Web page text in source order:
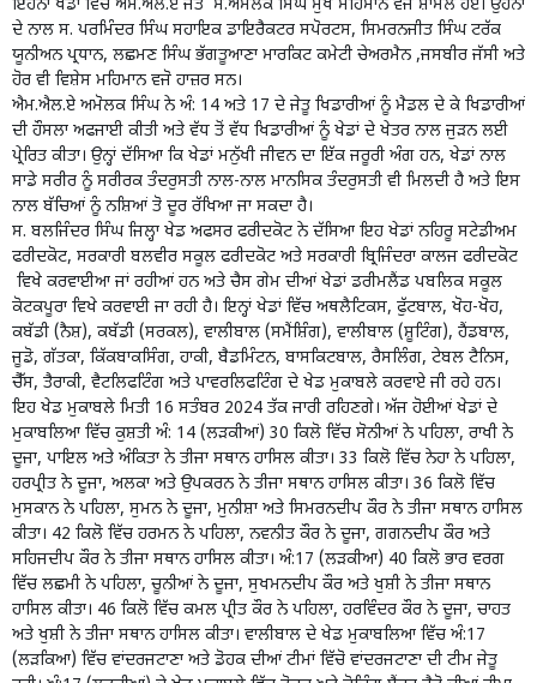
ਇਹਨਾਂ ਖੇਡਾ ਵਿੱਚ ਐਮ.ਐਲ.ਏ ਜੈਤੋ ਸ.ਅਮੋਲਕ ਸਿੰਘ ਮੁੱਖ ਮਹਿਮਾਨ ਵਜੋ ਸ਼ਾਮਲ ਹੋਏ। ਉਹਨਾਂ
ਦੇ ਨਾਲ ਸ. ਪਰਮਿੰਦਰ ਸਿੰਘ ਸਹਾਇਕ ਡਾਇਰੈਕਟਰ ਸਪੋਰਟਸ, ਸਿਮਰਨਜੀਤ ਸਿੰਘ ਟਰੱਕ
ਯੂਨੀਅਨ ਪ੍ਰਧਾਨ, ਲਛਮਣ ਸਿੰਘ ਭੱਗਤੂਆਣਾ ਮਾਰਕਿਟ ਕਮੇਟੀ ਚੇਅਰਮੈਨ ,ਜਸਬੀਰ ਜੱਸੀ ਅਤੇ
ਹੋਰ ਵੀ ਵਿਸ਼ੇਸ ਮਹਿਮਾਨ ਵਜੋ ਹਾਜ਼ਰ ਸਨ।
ਐਮ.ਐਲ.ਏ ਅਮੋਲਕ ਸਿੰਘ ਨੇ ਅੰ: 14 ਅਤੇ 17 ਦੇ ਜੇਤੂ ਖਿਡਾਰੀਆਂ ਨੂੰ ਮੈਡਲ ਦੇ ਕੇ ਖਿਡਾਰੀਆਂ
ਦੀ ਹੌਸਲਾ ਅਫਜਾਈ ਕੀਤੀ ਅਤੇ ਵੱਧ ਤੋਂ ਵੱਧ ਖਿਡਾਰੀਆਂ ਨੂੰ ਖੇਡਾਂ ਦੇ ਖੇਤਰ ਨਾਲ ਜੁੜਨ ਲਈ
ਪ੍ਰੇਰਿਤ ਕੀਤਾ। ਉਨ੍ਹਾਂ ਦੱਸਿਆ ਕਿ ਖੇਡਾਂ ਮਨੁੱਖੀ ਜੀਵਨ ਦਾ ਇੱਕ ਜਰੂਰੀ ਅੰਗ ਹਨ, ਖੇਡਾਂ ਨਾਲ
ਸਾਡੇ ਸਰੀਰ ਨੂੰ ਸਰੀਰਕ ਤੰਦਰੁਸਤੀ ਨਾਲ-ਨਾਲ ਮਾਨਸਿਕ ਤੰਦਰੁਸਤੀ ਵੀ ਮਿਲਦੀ ਹੈ ਅਤੇ ਇਸ
ਨਾਲ ਬੱਚਿਆਂ ਨੂੰ ਨਸ਼ਿਆਂ ਤੋ ਦੂਰ ਰੱਖਿਆ ਜਾ ਸਕਦਾ ਹੈ।
ਸ. ਬਲਜਿੰਦਰ ਸਿੰਘ ਜਿਲ੍ਹਾ ਖੇਡ ਅਫਸਰ ਫਰੀਦਕੋਟ ਨੇ ਦੱਸਿਆ ਇਹ ਖੇਡਾਂ ਨਹਿਰੂ ਸਟੇਡੀਅਮ
ਫਰੀਦਕੋਟ, ਸਰਕਾਰੀ ਬਲਵੀਰ ਸਕੂਲ ਫਰੀਦਕੋਟ ਅਤੇ ਸਰਕਾਰੀ ਬ੍ਰਿਜਿੰਦਰਾ ਕਾਲਜ ਫਰੀਦਕੋਟ
ਵਿਖੇ ਕਰਵਾਈਆ ਜਾਂ ਰਹੀਆਂ ਹਨ ਅਤੇ ਚੈਸ ਗੇਮ ਦੀਆਂ ਖੇਡਾਂ ਡਰੀਮਲੈਂਡ ਪਬਲਿਕ ਸਕੂਲ
ਕੋਟਕਪੂਰਾ ਵਿਖੇ ਕਰਵਾਈ ਜਾ ਰਹੀ ਹੈ। ਇਨ੍ਹਾਂ ਖੇਡਾਂ ਵਿੱਚ ਅਥਲੈਟਿਕਸ, ਫੁੱਟਬਾਲ, ਖੋਹ-ਖੋਹ,
ਕਬੱਡੀ (ਨੈਸ਼), ਕਬੱਡੀ (ਸਰਕਲ), ਵਾਲੀਬਾਲ (ਸਮੈਂਸ਼ਿੰਗ), ਵਾਲੀਬਾਲ (ਸ਼ੂਟਿੰਗ), ਹੈਂਡਬਾਲ,
ਜੂਡੋ, ਗੱਤਕਾ, ਕਿੱਕਬਾਕਸਿੰਗ, ਹਾਕੀ, ਬੈਡਮਿੰਟਨ, ਬਾਸਕਿਟਬਾਲ, ਰੈਸਲਿੰਗ, ਟੇਬਲ ਟੈਨਿਸ,
ਚੈੱਸ, ਤੈਰਾਕੀ, ਵੈਟਲਿਫਟਿੰਗ ਅਤੇ ਪਾਵਰਲਿਫਟਿੰਗ ਦੇ ਖੇਡ ਮੁਕਾਬਲੇ ਕਰਵਾਏ ਜੀ ਰਹੇ ਹਨ।
ਇਹ ਖੇਡ ਮੁਕਾਬਲੇ ਮਿਤੀ 16 ਸਤੰਬਰ 2024 ਤੱਕ ਜਾਰੀ ਰਹਿਣਗੇ। ਅੱਜ ਹੋਈਆਂ ਖੇਡਾਂ ਦੇ
ਮੁਕਾਬਲਿਆ ਵਿੱਚ ਕੁਸ਼ਤੀ ਅੰ: 14 (ਲੜਕੀਆਂ) 30 ਕਿਲੋ ਵਿੱਚ ਸੋਨੀਆਂ ਨੇ ਪਹਿਲਾ, ਰਾਖੀ ਨੇ
ਦੂਜਾ, ਪਾਇਲ ਅਤੇ ਅੰਕਿਤਾ ਨੇ ਤੀਜਾ ਸਥਾਨ ਹਾਸਿਲ ਕੀਤਾ। 33 ਕਿਲੋ ਵਿੱਚ ਨੇਹਾ ਨੇ ਪਹਿਲਾ,
ਹਰਪ੍ਰੀਤ ਨੇ ਦੂਜਾ, ਅਲਕਾ ਅਤੇ ਉਪਕਰਨ ਨੇ ਤੀਜਾ ਸਥਾਨ ਹਾਸਿਲ ਕੀਤਾ। 36 ਕਿਲੋ ਵਿੱਚ
ਮੁਸਕਾਨ ਨੇ ਪਹਿਲਾ, ਸੁਮਨ ਨੇ ਦੂਜਾ, ਮੁਨੀਸ਼ਾ ਅਤੇ ਸਿਮਰਨਦੀਪ ਕੌਰ ਨੇ ਤੀਜਾ ਸਥਾਨ ਹਾਸਿਲ
ਕੀਤਾ। 42 ਕਿਲੋ ਵਿੱਚ ਹਰਮਨ ਨੇ ਪਹਿਲਾ, ਨਵਨੀਤ ਕੌਰ ਨੇ ਦੂਜਾ, ਗਗਨਦੀਪ ਕੌਰ ਅਤੇ
ਸਹਿਜਦੀਪ ਕੌਰ ਨੇ ਤੀਜਾ ਸਥਾਨ ਹਾਸਿਲ ਕੀਤਾ। ਅੰ:17 (ਲੜਕੀਆ) 40 ਕਿਲੋ ਭਾਰ ਵਰਗ
ਵਿੱਚ ਲਛਮੀ ਨੇ ਪਹਿਲਾ, ਚੂਨੀਆਂ ਨੇ ਦੂਜਾ, ਸੁਖਮਨਦੀਪ ਕੌਰ ਅਤੇ ਖੁਸ਼ੀ ਨੇ ਤੀਜਾ ਸਥਾਨ
ਹਾਸਿਲ ਕੀਤਾ। 46 ਕਿਲੋ ਵਿੱਚ ਕਮਲ ਪ੍ਰੀਤ ਕੌਰ ਨੇ ਪਹਿਲਾ, ਹਰਵਿੰਦਰ ਕੌਰ ਨੇ ਦੂਜਾ, ਚਾਹਤ
ਅਤੇ ਖੁਸ਼ੀ ਨੇ ਤੀਜਾ ਸਥਾਨ ਹਾਸਿਲ ਕੀਤਾ। ਵਾਲੀਬਾਲ ਦੇ ਖੇਡ ਮੁਕਾਬਲਿਆ ਵਿੱਚ ਅੰ:17
(ਲੜਕਿਆ) ਵਿੱਚ ਵਾਂਦਰਜਟਾਣਾ ਅਤੇ ਡੋਹਕ ਦੀਆਂ ਟੀਮਾਂ ਵਿੱਚੋ ਵਾਂਦਰਜਟਾਣਾ ਦੀ ਟੀਮ ਜੇਤੂ